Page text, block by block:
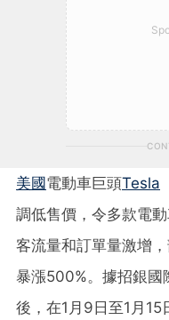
美國電動車巨頭Tesla
調低售價，令多款電
客流量和訂單量激增
暴漲500%。據招銀國
後，在1月9日至1月